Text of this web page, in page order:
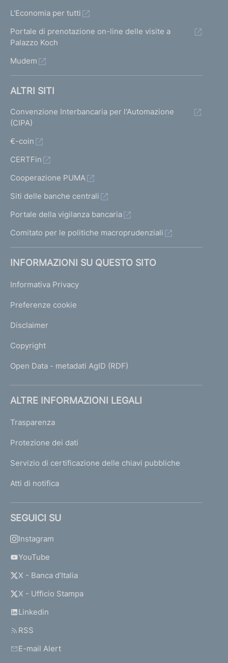
L'Economia per tutti
Portale di prenotazione on-line delle visite a
Palazzo Koch
Mudem
ALTRI SITI
Convenzione Interbancaria per l'Automazione
(CIPA)
€-coin
CERTFin
Cooperazione PUMA
Siti delle banche centrali
Portale della vigilanza bancaria
Comitato per le politiche macroprudenziali
INFORMAZIONI SU QUESTO SITO
Informativa Privacy
Preferenze cookie
Disclaimer
Copyright
Open Data - metadati AgID (RDF)
ALTRE INFORMAZIONI LEGALI
Trasparenza
Protezione dei dati
Servizio di certificazione delle chiavi pubbliche
Atti di notifica
SEGUICI SU
Instagram
YouTube
X - Banca d’Italia
X - Ufficio Stampa
Linkedin
RSS
E-mail Alert